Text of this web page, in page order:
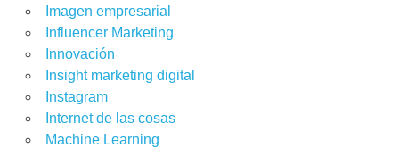
Imagen empresarial
Influencer Marketing
Innovación
Insight marketing digital
Instagram
Internet de las cosas
Machine Learning